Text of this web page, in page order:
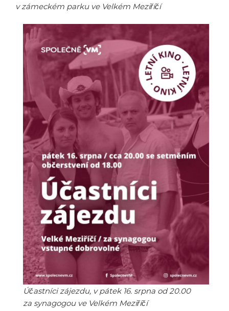
v zámeckém parku ve Velkém Meziříčí
Účastníci zájezdu, v pátek 16. srpna od 20.00
za synagogou ve Velkém Meziříčí